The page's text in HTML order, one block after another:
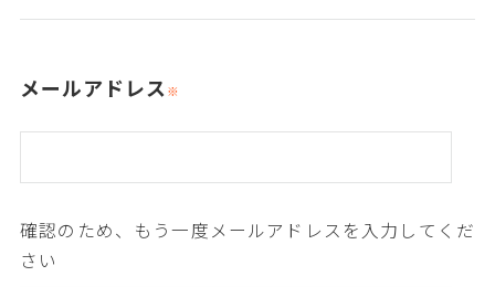
メールアドレス